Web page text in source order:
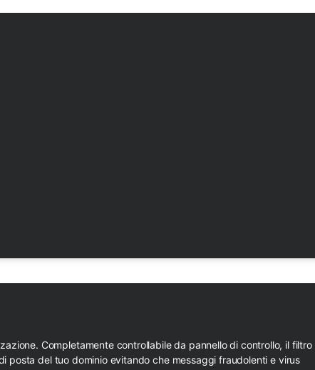
Completamente controllabile da pannello di controllo, il filtro
posta del tuo dominio evitando che messaggi fraudolenti e virus